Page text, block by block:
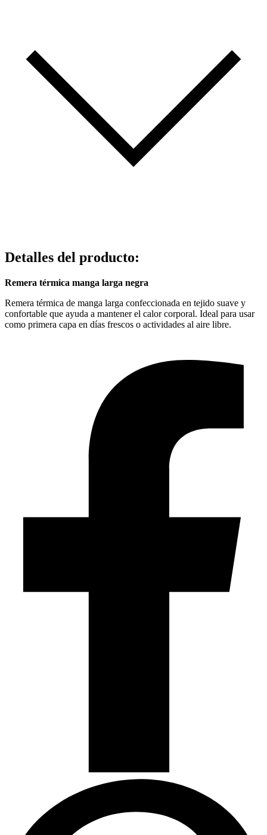
Detalles del producto:
Remera térmica manga larga negra
Remera térmica de manga larga confeccionada en tejido suave y
confortable que ayuda a mantener el calor corporal. Ideal para usar
como primera capa en días frescos o actividades al aire libre.